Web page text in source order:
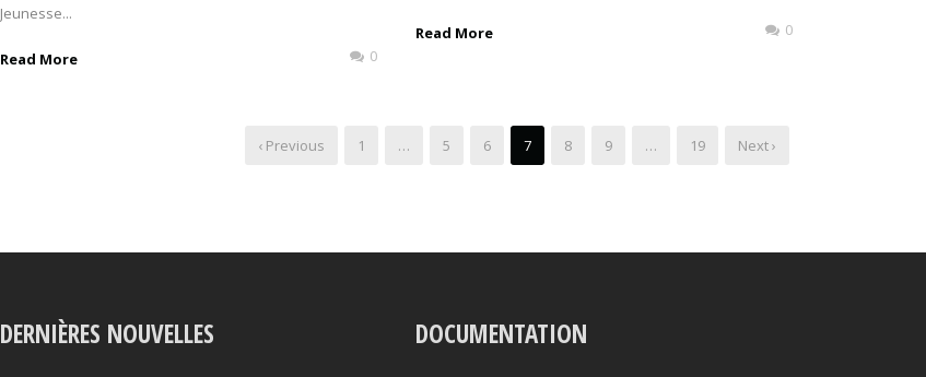
Jeunesse...
Read More 0
Read More 0
‹ Previous 1 … 5 6 7 8 9 … 19 Next ›
DERNIÈRES NOUVELLES DOCUMENTATION